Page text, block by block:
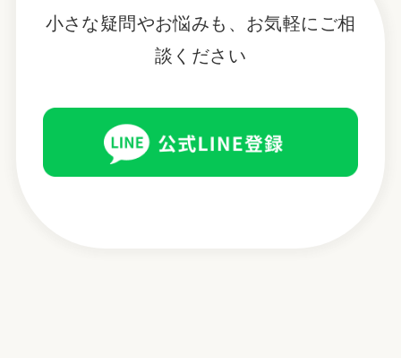
小さな疑問やお悩みも、お気軽にご相
談ください